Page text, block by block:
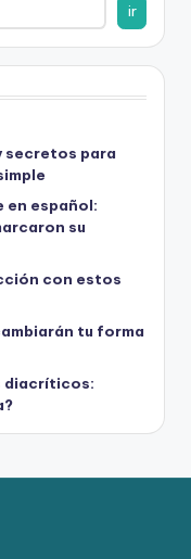
ir
secretos para
en español:
su
con estos
tu forma
diacríticos: